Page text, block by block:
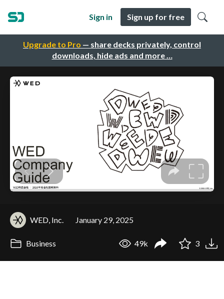
Upgrade to Pro — share decks privately, control
downloads, hide ads and more …
Sign in Sign up for free
WED, Inc. January 29, 2025
Business 49k 3